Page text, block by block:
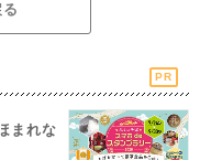
PR
まれな